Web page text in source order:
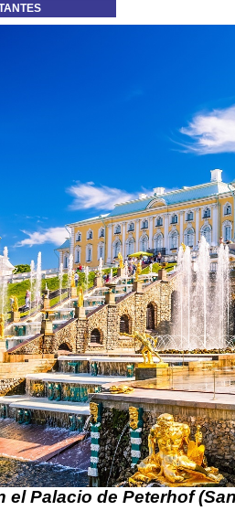
el Palacio de Peterhof